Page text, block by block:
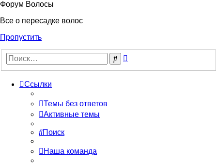
Форум Волосы
Все о пересадке волос
Пропустить
Поиск
Ссылки
Темы без ответов
Активные темы
Поиск
Наша команда